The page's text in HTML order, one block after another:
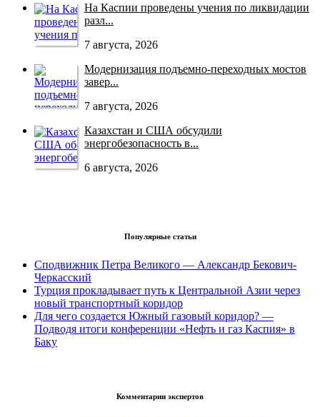
На Каспии проведены учения по ликвидации
разл...
7 августа, 2026
Модернизация подъемно-переходных мостов
завер...
7 августа, 2026
Казахстан и США обсудили
энергобезопасность в...
6 августа, 2026
Популярные статьи
Сподвижник Петра Великого — Александр Бекович-
Черкасский
Турция прокладывает путь к Центральной Азии через
новый транспортный коридор
Для чего создается Южный газовый коридор? —
Подводя итоги конференции «Нефть и газ Каспия» в
Баку
Комментарии экспертов